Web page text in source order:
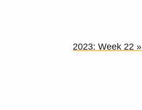
2023: Week 22 »